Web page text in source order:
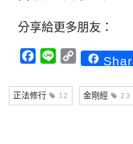
分享給更多朋友：
Facebook
Line Copy
正法修行 12 金剛經 23